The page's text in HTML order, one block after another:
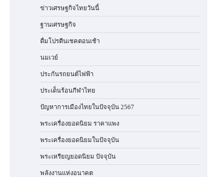
ข่าวเศรษฐกิจไทยวันนี้
ฐานเศรษฐกิจ
ดื่มโปรตีนเชคตอนเช้า
นมเวย์
ประกันรถยนต์ไฟฟ้า
ประเด็นร้อนกีฬาไทย
ปัญหาการเมืองไทยในปัจจุบัน 2567
พระเครื่องยอดนิยม ราคาแพง
พระเครื่องยอดนิยมในปัจจุบัน
พระเหรียญยอดนิยม ปัจจุบัน
พลังงานแห่งอนาคต